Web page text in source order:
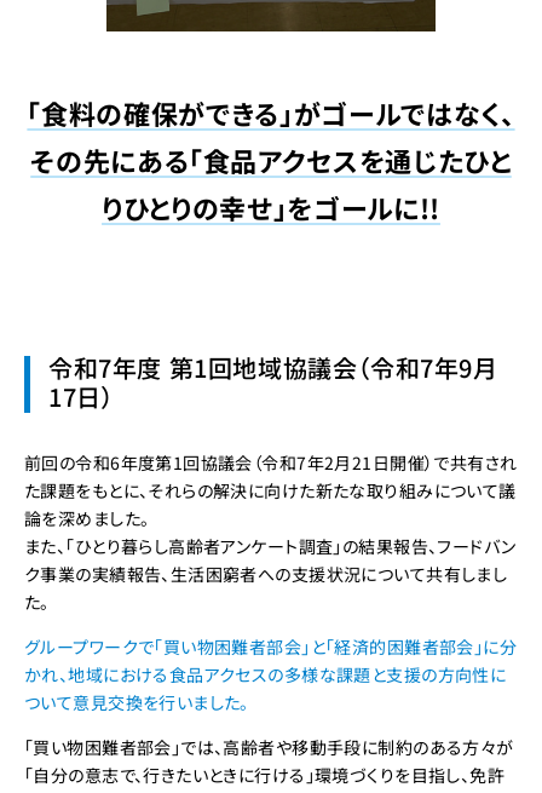
「食料の確保ができる」がゴールではなく、
その先にある「食品アクセスを通じたひと
りひとりの幸せ」をゴールに!!
令和7年度 第1回地域協議会（令和7年9月
17日）
前回の令和6年度第1回協議会（令和7年2月21日開催）で共有され
た課題をもとに、それらの解決に向けた新たな取り組みについて議
論を深めました。
また、「ひとり暮らし高齢者アンケート調査」の結果報告、フードバン
ク事業の実績報告、生活困窮者への支援状況について共有しまし
た。
グループワークで「買い物困難者部会」と「経済的困難者部会」に分
かれ、地域における食品アクセスの多様な課題と支援の方向性に
ついて意見交換を行いました。
「買い物困難者部会」では、高齢者や移動手段に制約のある方々が
「自分の意志で、行きたいときに行ける」環境づくりを目指し、免許